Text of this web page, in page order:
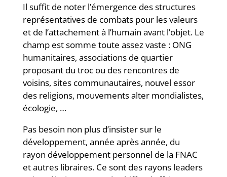
Il suffit de noter l’émergence des structures
représentatives de combats pour les valeurs
et de l’attachement à l’humain avant l’objet. Le
champ est somme toute assez vaste : ONG
humanitaires, associations de quartier
proposant du troc ou des rencontres de
voisins, sites communautaires, nouvel essor
des religions, mouvements alter mondialistes,
écologie, …
Pas besoin non plus d’insister sur le
développement, année après année, du
rayon développement personnel de la FNAC
et autres libraires. Ce sont des rayons leaders